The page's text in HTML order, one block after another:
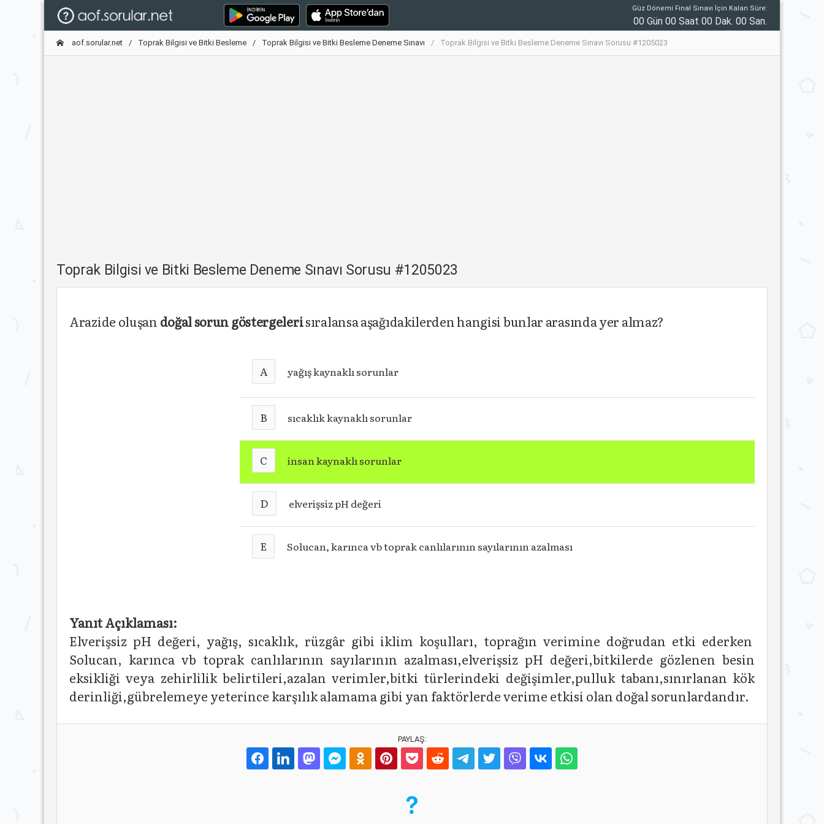
Güz Dönemi Final Sınavı İçin Kalan Süre:
00 Gün 00 Saat 00 Dak. 00 San.
aof.sorular.net Toprak Bilgisi ve Bitki Besleme Toprak Bilgisi ve Bitki Besleme Deneme Sınavı Toprak Bilgisi ve Bitki Besleme Deneme Sınavı Sorusu #1205023
Toprak Bilgisi ve Bitki Besleme Deneme Sınavı Sorusu #1205023
Arazide oluşan doğal sorun göstergelerisıralansa aşağıdakilerden hangisi bunlar arasında yer almaz?
A yağış kaynaklı sorunlar
B sıcaklık kaynaklı sorunlar
C insan kaynaklı sorunlar
D elverişsiz pH değeri
E Solucan, karınca vb toprak canlılarının sayılarının azalması
Yanıt Açıklaması:
Elverişsiz pH değeri, yağış, sıcaklık, rüzgâr gibi iklim koşulları, toprağın verimine doğrudan etki ederken
Solucan, karınca vb toprak canlılarının sayılarının azalması,elverişsiz pH değeri,bitkilerde gözlenen besin
eksikliği veya zehirlilik belirtileri,azalan verimler,bitki türlerindeki değişimler,pulluk tabanı,sınırlanan kök
derinliği,gübrelemeye yeterince karşılık alamama gibi yan faktörlerde verime etkisi olan doğal sorunlardandır.
PAYLAŞ: